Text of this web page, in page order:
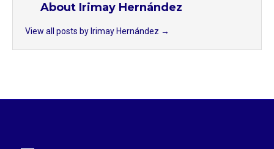
About Irimay Hernández
View all posts by Irimay Hernández →